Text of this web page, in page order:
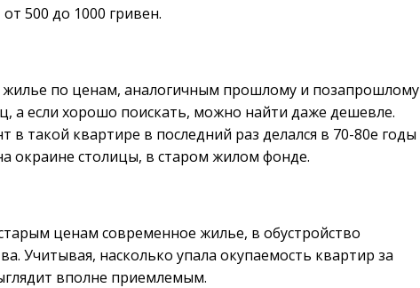
500 до 1000 гривен.
по ценам, аналогичным прошлому и позапрошлому
а если хорошо поискать, можно найти даже дешевле.
такой квартире в последний раз делался в 70-80е годы
окраине столицы, в старом жилом фонде.
ценам современное жилье, в обустройство
Учитывая, насколько упала окупаемость квартир за
вполне приемлемым.